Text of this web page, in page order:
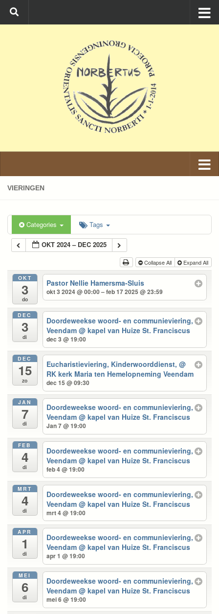
Ga naar de inhoud
VIERINGEN
Categories Tags
OKT 2024 – DEC 2025
Collapse All Expand All
OKT
3
do
Pastor Nellie Hamersma-Sluis
okt 3 2024 @ 00:00 – feb 17 2025 @ 23:59
DEC
3
di
Doordeweekse woord- en communieviering,
Veendam@ kapel van Huize St. Franciscus
dec 3 @ 19:00
DEC
15
zo
Eucharistieviering, Kinderwoorddienst,@
RK kerk Maria ten Hemelopneming Veendam
dec 15 @ 09:30
JAN
7
di
Doordeweekse woord- en communieviering,
Veendam@ kapel van Huize St. Franciscus
Jan 7 @ 19:00
FEB
4
di
Doordeweekse woord- en communieviering,
Veendam@ kapel van Huize St. Franciscus
feb 4 @ 19:00
MRT
4
di
Doordeweekse woord- en communieviering,
Veendam@ kapel van Huize St. Franciscus
mrt 4 @ 19:00
APR
1
di
Doordeweekse woord- en communieviering,
Veendam@ kapel van Huize St. Franciscus
apr 1 @ 19:00
MEI
6
di
Doordeweekse woord- en communieviering,
Veendam@ kapel van Huize St. Franciscus
mei 6 @ 19:00